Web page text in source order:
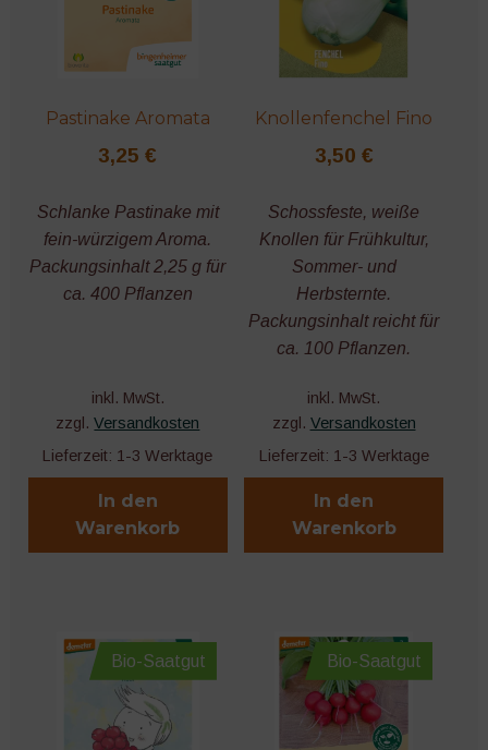
Pastinake Aromata
3,25€
Schlanke Pastinake mit
fein-würzigem Aroma.
Packungsinhalt 2,25 g für
ca. 400 Pflanzen
inkl. MwSt.
zzgl.Versandkosten
Lieferzeit: 1-3 Werktage
In den
Warenkorb
Knollenfenchel Fino
3,50 €
Schossfeste, weiße
Knollen für Frühkultur,
Sommer- und
Herbsternte.
Packungsinhalt reicht für
ca. 100 Pflanzen.
inkl. MwSt.
zzgl. Versandkosten
Lieferzeit: 1-3 Werktage
In den
Warenkorb
Bio-Saatgut Bio-Saatgut